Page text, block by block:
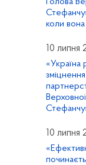
коли вона
10 липня
«Україна
10 липня